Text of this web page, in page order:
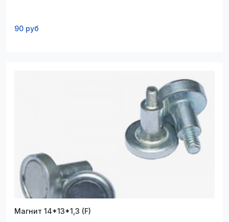
90 руб
Магнит 14*13*1,3 (F)